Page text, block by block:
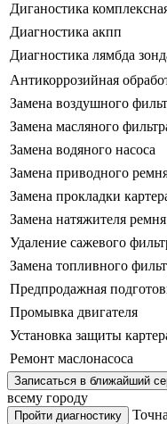
Диганостика
Диагностика акпп
Диагностика лямбда
Антикоррозийная
Замена воздушного
Замена масляного
Замена водяного насоса
Замена приводного
Замена прокладки
Замена натяжителя ремня
Удаление сажевого
Замена топливного
Предпродажная
Промывка двигателя
Установка защиты
Ремонт маслонасоса
Записаться в ближайший
всему городу
Пройти диагностику